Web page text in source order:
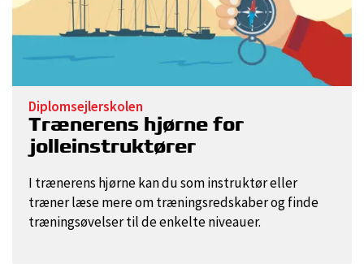
Diplomsejlerskolen
Trænerens hjørne for
jolleinstruktører
I trænerens hjørne kan du som instruktør eller
træner læse mere om træningsredskaber og finde
træningsøvelser til de enkelte niveauer.